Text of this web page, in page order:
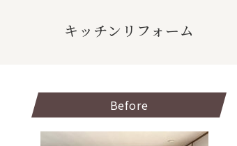
キッチンリフォーム
Before